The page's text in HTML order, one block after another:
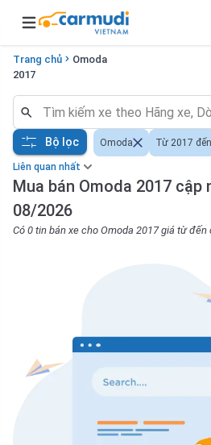
Open main menu
Trang chủ
Omoda
2017
Liên quan nhất
Mua bán Omoda 2017 cập
08/2026
Có 0 tin bán xe cho Omoda 2017 giá từ
Bộ lọc Omoda Từ 2017